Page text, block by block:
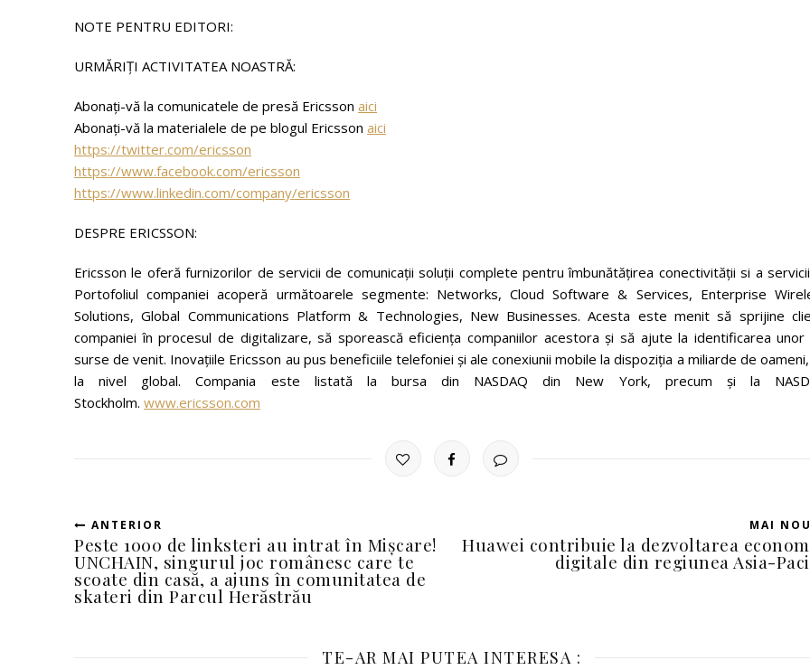
NOTE PENTRU EDITORI:
URMĂRIȚI ACTIVITATEA NOASTRĂ:
Abonați-vă la comunicatele de presă Ericsson aici
Abonați-vă la materialele de pe blogul Ericsson aici
https://twitter.com/ericsson
https://www.facebook.com/ericsson
https://www.linkedin.com/company/ericsson
DESPRE ERICSSON:
Ericsson le oferă furnizorilor de servicii de comunicații soluții complete pentru îmbunătățirea conectivității si a
Portofoliul companiei acoperă următoarele segmente: Networks, Cloud Software & Services, Enterprise
Solutions, Global Communications Platform & Technologies, New Businesses. Acesta este menit să sprijine
companiei în procesul de digitalizare, să sporească eficiența companiilor acestora și să ajute la identificarea unor
surse de venit. Inovațiile Ericsson au pus beneficiile telefoniei și ale conexiunii mobile la dispoziția a miliarde de
la nivel global. Compania este listată la bursa din NASDAQ din New York, precum și la
Stockholm. www.ericsson.com
ANTERIOR
Peste 1000 de linksteri au intrat în Mișcare!
UNCHAIN, singurul joc românesc care te
scoate din casă, a ajuns în comunitatea de
skateri din Parcul Herăstrău
MAI
Huawei contribuie la dezvoltarea
digitale din regiunea Asia-
TE-AR MAI PUTEA INTERESA :